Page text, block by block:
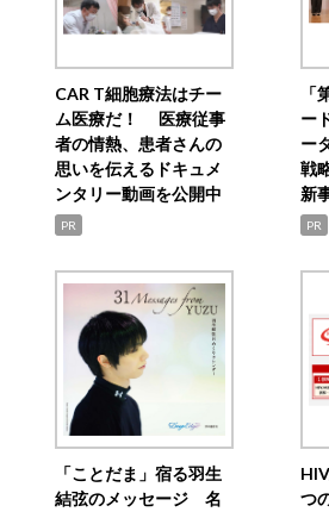
CAR T細胞療法はチー
ム医療だ！ 医療従事
者の情熱、患者さんの
思いを伝えるドキュメ
ンタリー動画を公開中
PR
「
ー
ー
戦
新
PR
「ことだま」宿る羽生
結弦のメッセージ 名
つ